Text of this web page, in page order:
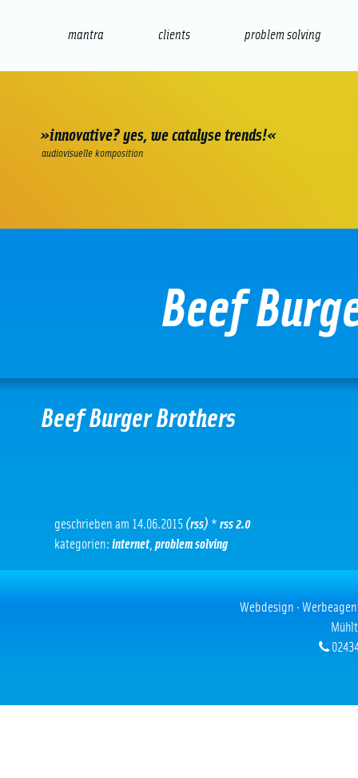
mantra clients problem solving
»innovative? yes, we catalyse trends!«
audiovisuelle komposition
Beef
Beef Burger Brothers
geschrieben am 14.06.2015 (rss) * rss 2.0
kategorien: internet, problem solving
Webdesign ·